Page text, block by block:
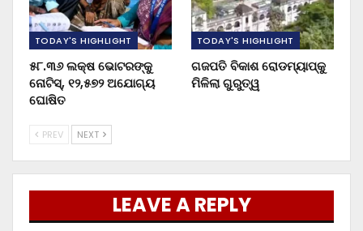
TODAY'S HIGHLIGHT
୫୮.୩୬ ଲକ୍ଷ ଭୋଟରଙ୍କୁ
ନୋଟିସ୍‌, ୧୨,୫୭୨ ଅଯୋଗ୍ୟ
ଘୋଷିତ
TODAY'S HIGHLIGHT
ଗଜପତି ବିକାଶ ରୋଡମ୍ୟାପ୍‌କୁ
ମିଳିଲା ଗୁରୁତ୍ୱ
PREV NEXT
LEAVE A REPLY